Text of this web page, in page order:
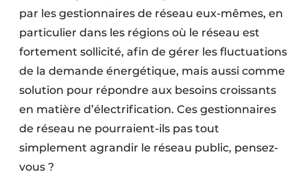
par les gestionnaires de réseau eux-mêmes, en
particulier dans les régions où le réseau est
fortement sollicité, afin de gérer les fluctuations
de la demande énergétique, mais aussi comme
solution pour répondre aux besoins croissants
en matière d’électrification. Ces gestionnaires
de réseau ne pourraient-ils pas tout
simplement agrandir le réseau public, pensez-
vous ?